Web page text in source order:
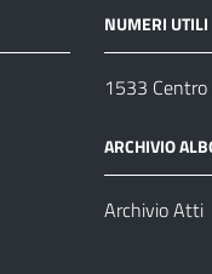
NUMERI UTILI
1533
ARCHIVIO
Archivio Atti